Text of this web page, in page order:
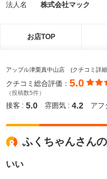
法人名
株式会社マック
お店TOP
アップル津栗真中山店 (クチコミ詳
クチコミ総合評価： 5.0
（投稿数5件）
接客 : 5.0 雰囲気 : 4.2 アフ
ふくちゃんさん
いい